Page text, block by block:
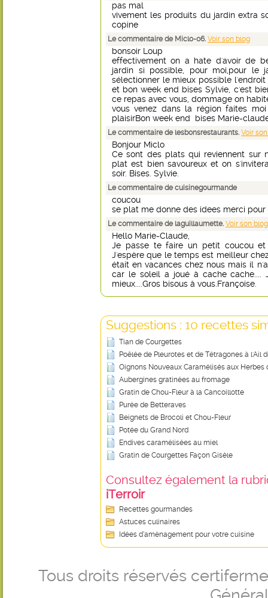
pas mal
vivement les produits du jardin extra
copine
Le commentaire de Miclo-06. Voir son blog
bonsoir Loup
effectivement on a hate d'avoir de
jardin si possible, pour moi,pour le
sélectionner le mieux possible
et bon week end bises Sylvie, c'est
ce repas avec vous, dommage on
vous venez dans la région faites
plaisirBon week end bises Marie-
Le commentaire de lesbonsrestaurants. Voir
Bonjour Miclo
Ce sont des plats qui reviennent sur
plat est bien savoureux et on
soir. Bises. Sylvie.
Le commentaire de cuisinegourmande
coucou
se plat me donne des idees merci
Le commentaire de laguillaumette. Voir son blog
Hello Marie-Claude,
Je passe te faire un petit coucou et
J'espère que le temps est meilleur
était en vacances chez nous mais il
car le soleil a joué à cache cache....
mieux....Gros bisous à vous.Françoise.
Suggestions : 10 recettes
Tian de Courgettes
Poêlée de Pleurotes et de Tétragones à l'Ail
Oignons Nouveaux Caramélisés aux Herbes
Aubergines gratinées au fromage
Gratin de Chou-Fleur à la Cancoillotte
Purée de Betteraves
Beignets de Brocoli et Chou-Fleur
Potée du Grand Nord
Endives caramélisées au miel
Gratin de Courgettes Façon Gisèle
Consultez également la
iTerroir
Recettes gourmandes
Astuces culinaires
Idées d’aménagement pour votre cuisine
Tous droits réservés